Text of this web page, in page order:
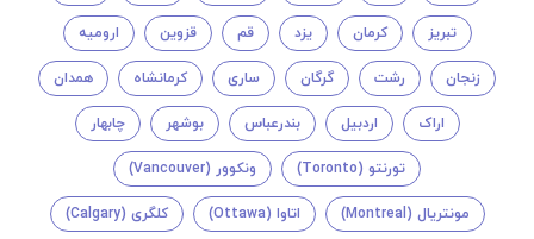
تبریز کرمان یزد قم قزوین ارومیه
زنجان رشت گرگان ساری کرمانشاه همدان
اراک اردبیل بندرعباس بوشهر چابهار
تورنتو (Toronto) ونکوور (Vancouver)
مونتريال (Montreal) اتاوا (Ottawa) کلگری (Calgary)